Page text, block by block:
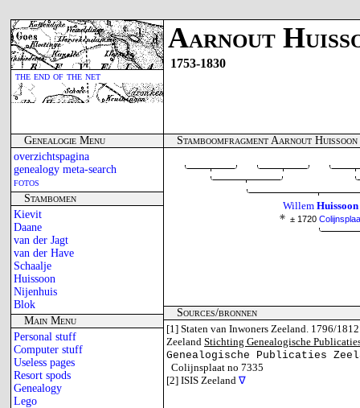
the end of the net
Aarnout
1753-1830
Genealogie Menu
overzichtspagina
genealogy meta-search
fotos
Stambomen
Kievit
Daane
van der Jagt
van der Have
Schaalje
Huissoon
Nijenhuis
Blok
Main Menu
Personal stuff
Computer stuff
Useless pages
Resort spods
Genealogy
Lego
Stamboomfragment Aarnout Huissoon
Willem Huissoon
± 1720
Sources/bronnen
[1] Staten van Inwoners Zeeland. 1796/
Zeeland Stichting Genealogische
Genealogische Publicaties
Colijnsplaat no 7335
[2] ISIS Zeeland ∇